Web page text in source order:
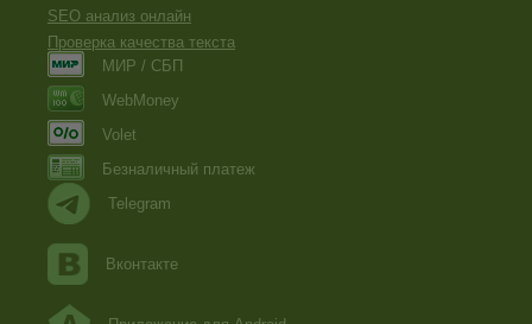
SEO анализ онлайн
Проверка качества текста
МИР / СБП
WebMoney
Volet
Безналичный платеж
Telegram
Вконтакте